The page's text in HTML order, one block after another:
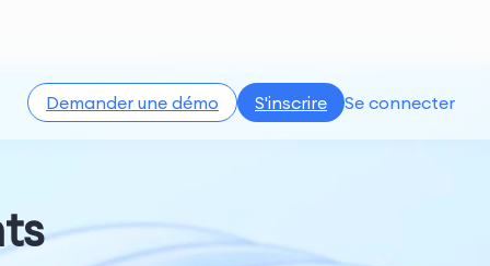
Demander une démo S'inscrire Se connecter